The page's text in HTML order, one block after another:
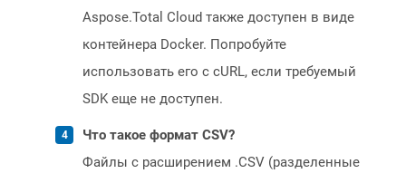
Aspose.Total Cloud также доступен в виде
контейнера Docker. Попробуйте
использовать его с cURL, если требуемый
SDK еще не доступен.
Что такое формат CSV?
Файлы с расширением .CSV (разделенные